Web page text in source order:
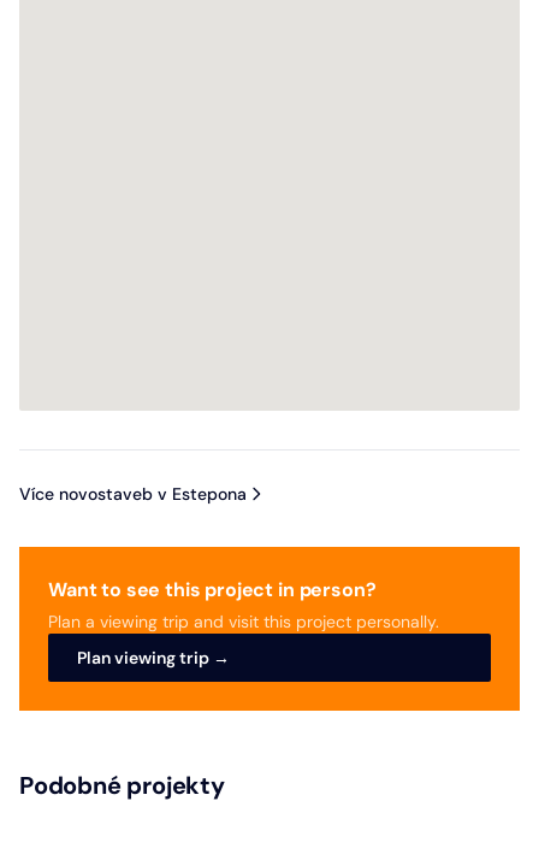
Více novostaveb v Estepona
Want to see this project in person?
Plan a viewing trip and visit this project personally.
Plan viewing trip →
Podobné projekty